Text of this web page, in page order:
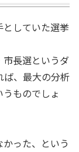
していた選挙
市長選というダ
ば、最大の分析
ものでしょ
った、という